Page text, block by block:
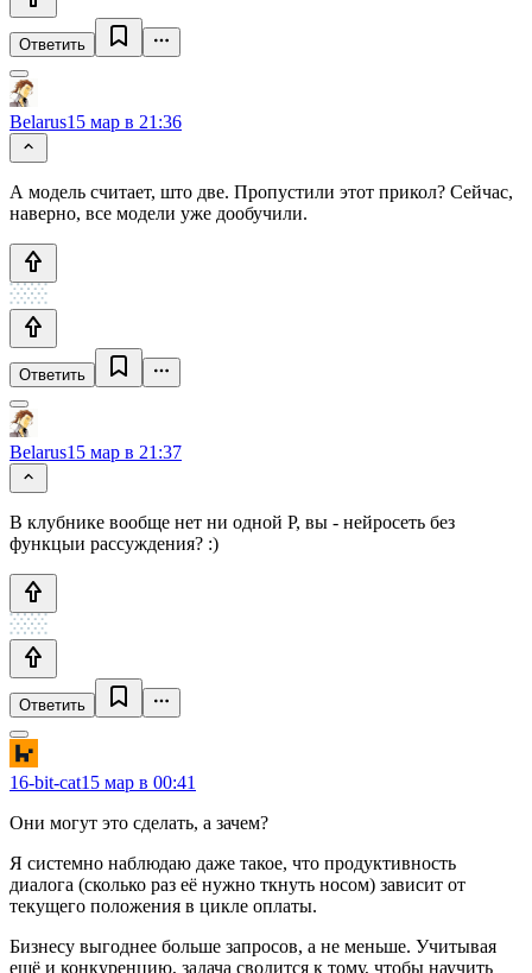
Ответить
Belarus15 мар в 21:36
А модель считает, што две. Пропустили этот прикол? Сейчас,
наверно, все модели уже дообучили.
Ответить
Belarus15 мар в 21:37
В клубнике вообще нет ни одной Р, вы - нейросеть без
функцыи рассуждения? :)
Ответить
16-bit-cat15 мар в 00:41
Они могут это сделать, а зачем?
Я системно наблюдаю даже такое, что продуктивность
диалога (сколько раз её нужно ткнуть носом) зависит от
текущего положения в цикле оплаты.
Бизнесу выгоднее больше запросов, а не меньше. Учитывая
ещё и конкуренцию, задача сводится к тому, чтобы научить